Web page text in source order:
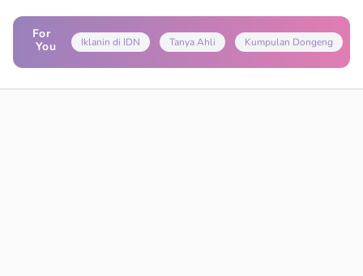
For
You
Iklanin di IDN Tanya Ahli Kumpulan Dongeng